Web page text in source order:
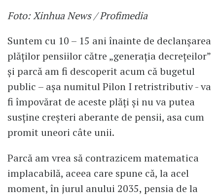
Foto: Xinhua News / Profimedia
Suntem cu 10 – 15 ani înainte de declanșarea
plăților pensiilor către „generația decrețeilor”
și parcă am fi descoperit acum că bugetul
public – așa numitul Pilon I retristributiv - va
fi împovărat de aceste plăți și nu va putea
susține creșteri aberante de pensii, asa cum
promit uneori câte unii.
Parcă am vrea să contrazicem matematica
implacabilă, aceea care spune că, la acel
moment, în jurul anului 2035, pensia de la